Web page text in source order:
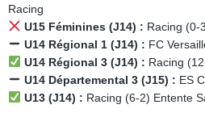
Racing
U15 Féminines (J14) : Racing (0-
U14 Régional 1 (J14) : FC
U14 Régional 3 (J14) : Racing
U14 Départemental 3 (J15) : ES
U13 (J14) : Racing (6-2) Entente